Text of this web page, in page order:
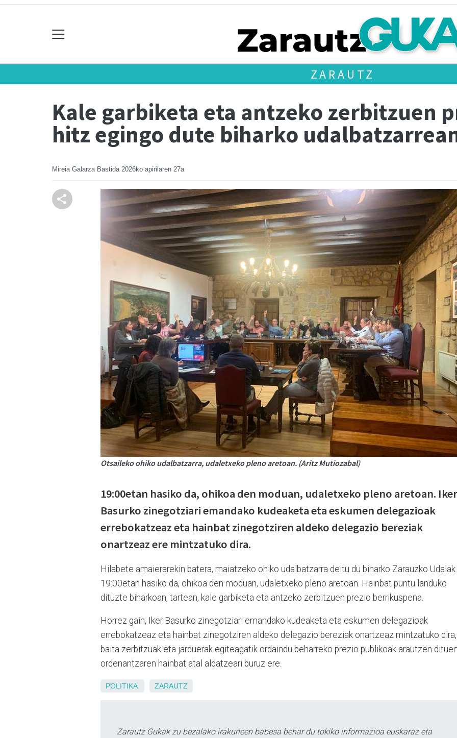
ZARAUTZ
Kale garbiketa eta antzeko zerbitzuen
hitz egingo dute biharko
Mireia Galarza Bastida 2026ko apirilaren 27a
Otsaileko ohiko udalbatzarra, udaletxeko pleno aretoan. (Aritz Mutiozabal)
19:00etan hasiko da, ohikoa den moduan, udaletxeko pleno aretoan. Iker
Basurko zinegotziari emandako kudeaketa eta eskumen delegazioak
errebokatzeaz eta hainbat zinegotziren aldeko delegazio bereziak
onartzeaz ere mintzatuko dira.
Hilabete amaierarekin batera, maiatzeko ohiko udalbatzarra deitu du biharko Zarauzko Udalak.
19:00etan hasiko da, ohikoa den moduan, udaletxeko pleno aretoan. Hainbat puntu landuko
dituzte biharkoan, tartean, kale garbiketa eta antzeko zerbitzuen prezio berrikuspena.
Horrez gain, Iker Basurko zinegotziari emandako kudeaketa eta eskumen delegazioak
errebokatzeaz eta hainbat zinegotziren aldeko delegazio bereziak onartzeaz mintzatuko dira,
baita zerbitzuak eta jarduerak egiteagatik ordaindu beharreko prezio publikoak arautzen dituen
ordenantzaren hainbat atal aldatzeari buruz ere.
POLITIKA ZARAUTZ
Zarautz Gukak zu bezalako irakurleen babesa behar du tokiko informazioa euskaraz eta